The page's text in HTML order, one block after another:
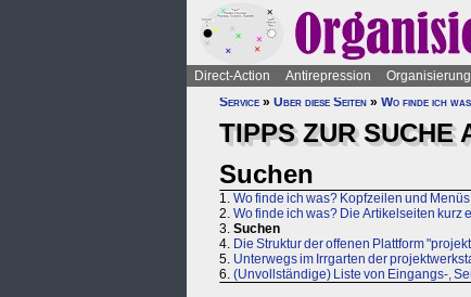
Direct-Action Antirepression Organisierung
Service » Über diese Seiten » Wo finde ich
TIPPS ZUR SUCHE
Suchen
1. Wo finde ich was? Kopfzeilen und
2. Wo finde ich was? Die Artikelseiten kurz
3. Suchen
4. Die Struktur der offenen Plattform
5. Unterwegs im Irrgarten der
6. (Unvollständige) Liste von Eingangs-,